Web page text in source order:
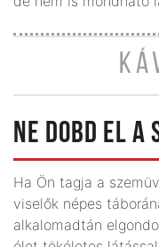
NE DOBD EL A
Ha Ön tagja a
viselők népes
alkalomadtán